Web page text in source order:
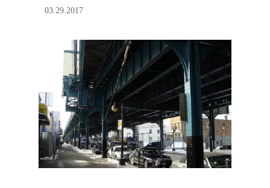
03.29.2017